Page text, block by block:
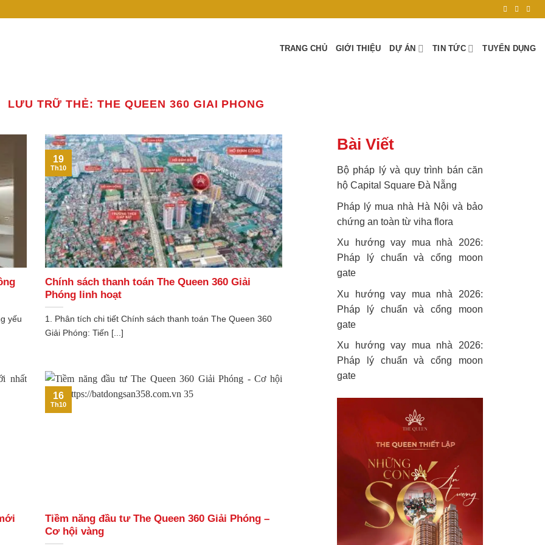
TRANG CHỦ GIỚI THIỆU DỰ ÁN TIN TỨC TUYỂN DỤNG
LƯU TRỮ THẺ: THE QUEEN 360 GIAI PHONG
yếu
Chính sách thanh toán The Queen 360 Giải
Phóng linh hoạt
1. Phân tích chi tiết Chính sách thanh toán The Queen 360
Giải Phóng: Tiến [...]
19
Th10
Tiềm năng đầu tư The Queen 360 Giải Phóng –
Cơ hội vàng
16
Th10
Bài Viết
Bộ pháp lý và quy trình bán căn
hộ Capital Square Đà Nẵng
Pháp lý mua nhà Hà Nội và bảo
chứng an toàn từ viha flora
Xu hướng vay mua nhà 2026:
Pháp lý chuẩn và cổng moon
gate
Xu hướng vay mua nhà 2026:
Pháp lý chuẩn và cổng moon
gate
Xu hướng vay mua nhà 2026:
Pháp lý chuẩn và cổng moon
gate